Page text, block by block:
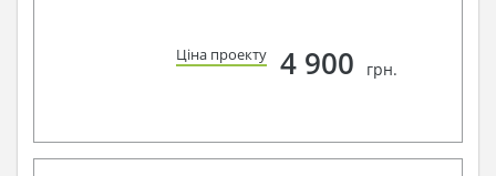
Ціна проекту 4 900 грн.